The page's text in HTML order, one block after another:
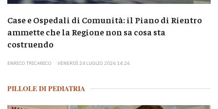
Case e Ospedali di Comunità: il Piano di Rientro
ammette che la Regione non sa cosa sta
costruendo
ENRICO TRICANICO VENERDÌ 24 LUGLIO 2026 14:26
PILLOLE DI PEDIATRIA